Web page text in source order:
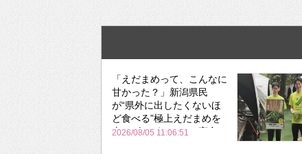
「えだまめって、こんなに
甘かった？」新潟県民
が“県外に出したくないほ
ど食べる”極上えだまめを
森のビアガーデンで実食
2026/08/05 11:06:51